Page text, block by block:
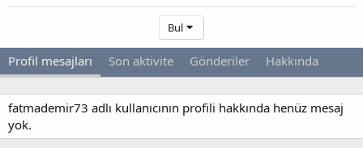
Bul
Profil mesajları Son aktivite Gönderiler Hakkında
fatmademir73 adlı kullanıcının profili hakkında henüz mesaj
yok.